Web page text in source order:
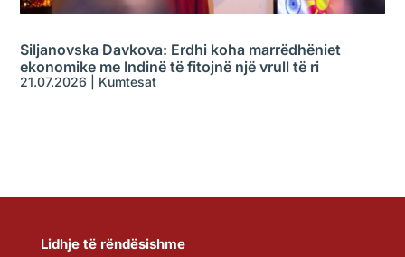
Siljanovska Davkova: Erdhi koha marrëdhëniet
ekonomike me Indinë të fitojnë një vrull të ri
21.07.2026 Kumtesat
Lidhje të rëndësishme